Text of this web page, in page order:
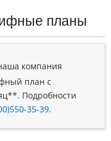
планы
компания
план с
Подробности
35-39.